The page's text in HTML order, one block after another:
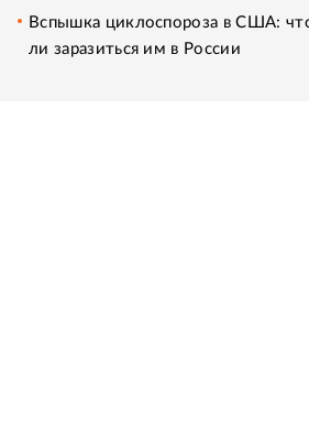
Вспышка циклоспороза в США:
ли заразиться им в России